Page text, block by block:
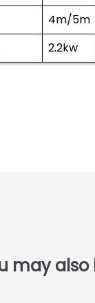
4m/5m
2.2kw